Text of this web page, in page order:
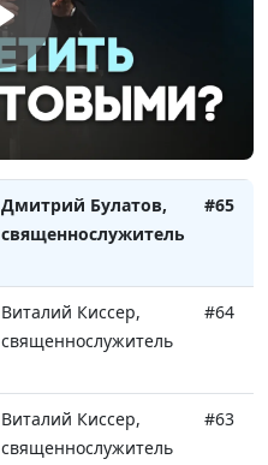
Александр Синицын,
священнослужитель
Александр Синицын,
священнослужитель
#66
Дмитрий Булатов,
священнослужитель
#65
Виталий Киссер,
священнослужитель
#64
Виталий Киссер,
священнослужитель
#63